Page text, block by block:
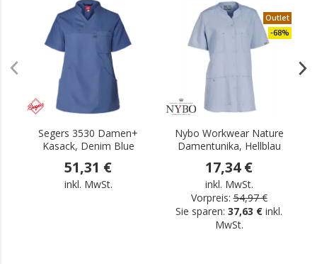
Segers 3530 Damen+
Kasack, Denim Blue
51,31 €
inkl. MwSt.
Outlet
-68%
Nybo Workwear Nature
Damentunika, Hellblau
17,34 €
inkl. MwSt.
Vorpreis: 54,97 €
Sie sparen: 37,63 € inkl.
MwSt.